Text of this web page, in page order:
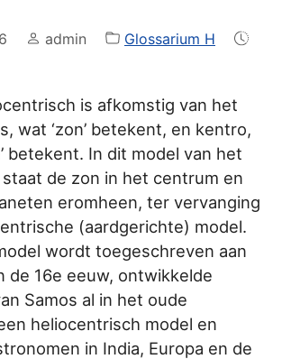
admin
Glossarium H
is afkomstig van het
wat ‘zon’ betekent, en kentro,
betekent. In dit model van het
de zon in het centrum en
eromheen, ter vervanging
(aardgerichte) model.
wordt toegeschreven aan
de 16e eeuw, ontwikkelde
Samos al in het oude
heliocentrisch model en
in India, Europa en de